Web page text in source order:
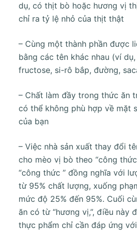
dụ, có thịt bò hoặc hương vị
chỉ ra tỷ lệ nhỏ của thịt thật
– Cùng một thành phần được
bằng các tên khác nhau (ví
fructose, si-rô bắp, đường,
– Chất làm đầy trong thức ăn
có thể không phù hợp về mặt
của bạn
– Việc nhà sản xuất thay đổi
cho mèo vị bò theo “công
“công thức ” đồng nghĩa với
từ 95% chất lượng, xuống
mức độ 25% đến 95%. Cuối
ăn có từ “hương vị,”, điều này
thực phẩm chỉ cần đáp ứng